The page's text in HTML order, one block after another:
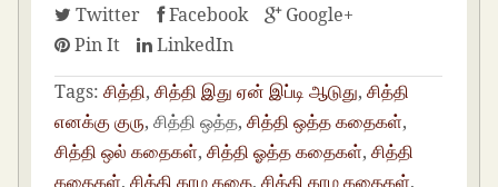
Twitter Facebook
Google+
Pin It
LinkedIn
Tags: சித்தி,சித்தி இது ஏன் இப்டி ஆடுது,சித்தி
எனக்கு குரு, சித்தி ஒத்த,சித்தி ஒத்த கதைகள்,
சித்தி ஒல் கதைகள்,சித்தி ஓத்த கதைகள்,சித்தி
கதைகள்,சித்தி காம கதை,சித்தி காம கதைகள்,